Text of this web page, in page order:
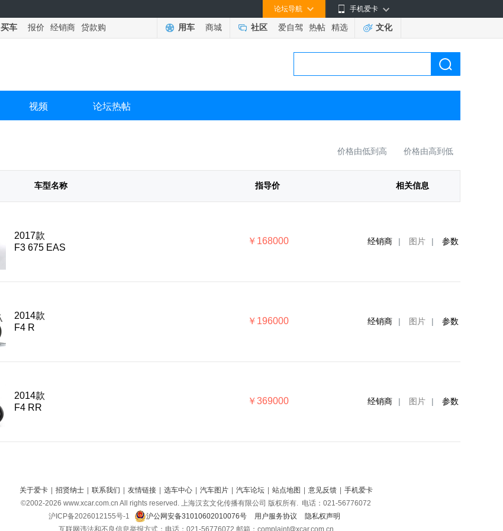
手机爱卡
论坛导航
买车 报价 经销商 贷款购 用车 商城 社区 爱自驾 热帖 精选 文化
视频 论坛热帖
价格由低到高 价格由高到低
车型名称 指导价 相关信息
2017款
F3 675 EAS
￥168000 经销商 | 图片 | 参数
2014款
F4 R
￥196000 经销商 | 图片 | 参数
2014款
F4 RR
￥369000 经销商 | 图片 | 参数
关于爱卡 招贤纳士 联系我们 友情链接 选车中心 汽车图片 汽车论坛 站点地图 意见反馈
手机爱卡
©2002-2026 www.xcar.com.cn All rights reserved. 上海汉玄文化传播有限公司 版权所有. 电话：021-56776072
沪ICP备2026012155号-1
沪公网安备31010602010076号 用户服务协议
隐私权声明
互联网违法和不良信息举报方式：电话：021-56776072 邮箱：complaint@xcar.com.cn